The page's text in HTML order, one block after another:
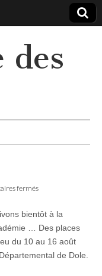
des
ferméssur
bientôt à la
… Des places
du 10 au 16 août
de Dole.